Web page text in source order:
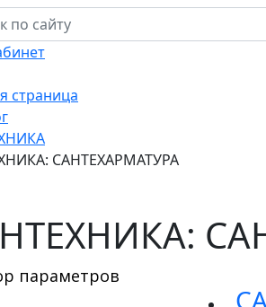
страница
САНТЕХАРМАТУРА
параметров